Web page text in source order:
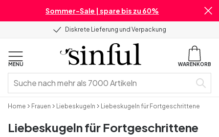
Sommer-Sale | spare bis zu 60%
Diskrete Lieferung und Verpackung
MENU WARENKORB
Home Frauen Liebeskugeln Liebeskugeln für Fortgeschrittene
Liebeskugeln für Fortgeschrittene